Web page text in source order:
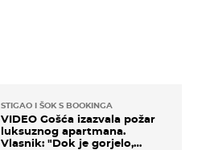
STIGAO I ŠOK S BOOKINGA
VIDEO Gošća izazvala požar
luksuznog apartmana.
Vlasnik: "Dok je gorjelo,